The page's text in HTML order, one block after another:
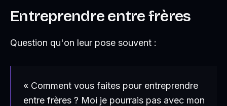
Entreprendre entre frères
Question qu'on leur pose souvent :
« Comment vous faites pour entreprendre
entre frères ? Moi je pourrais pas avec mon